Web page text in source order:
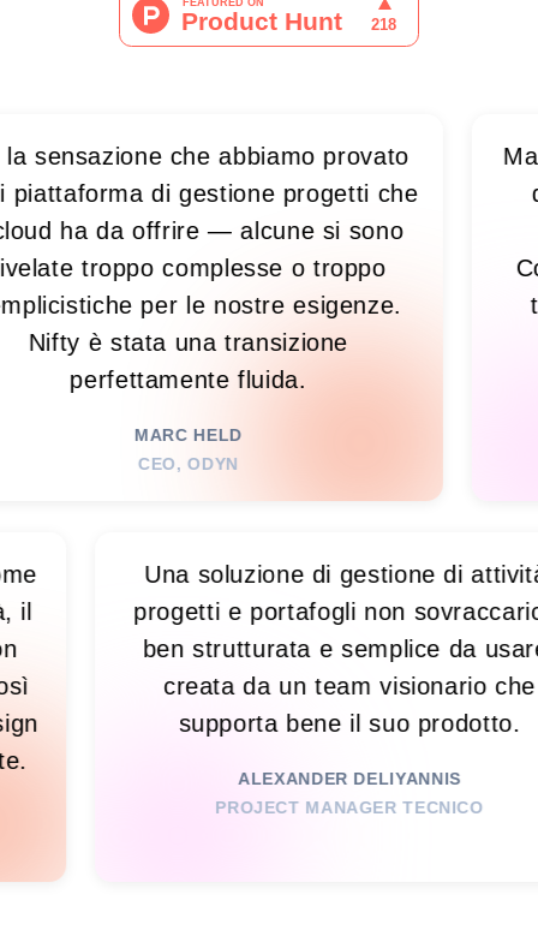
che abbiamo provato
di gestione progetti che
da offrire — alcune si sono
troppo complesse o troppo
per le nostre esigenze.
è stata una transizione
perfettamente fluida.
MARC HELD
CEO, ODYN
Man
tutto,
È come
il
Non
Così
design
Una soluzione di gestione
progetti e portafogli non
ben strutturata e semplice
creata da un team
supporta bene il suo
ALEXANDER DELIYANNIS
PROJECT MANAGER